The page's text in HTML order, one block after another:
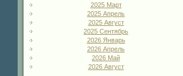
2025 Март
2025 Апрель
2025 Август
2025 Сентябрь
2026 Январь
2026 Апрель
2026 Май
2026 Август